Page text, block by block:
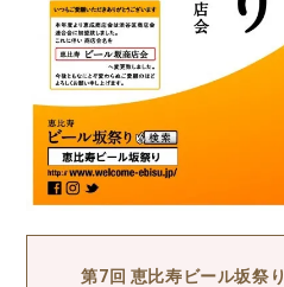
第7回 恵比寿ビール坂祭り